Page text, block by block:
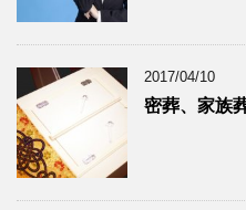
2017/04/10
密葬、家族